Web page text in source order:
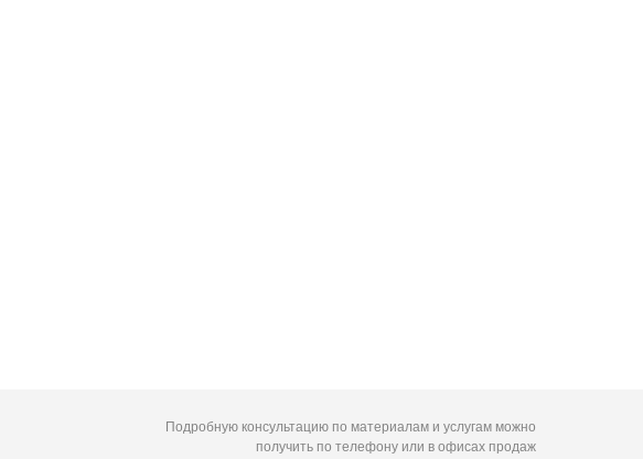
Подробную консультацию по материалам и услугам можно
получить по телефону или в офисах продаж